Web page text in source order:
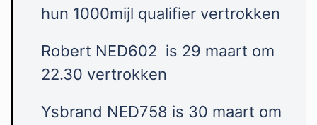
hun 1000mijl qualifier vertrokken
Robert NED602 is 29 maart om
22.30 vertrokken
Ysbrand NED758 is 30 maart om